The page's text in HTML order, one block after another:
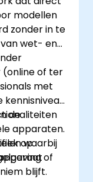
modellen
zonder in te
wet- en
(online of ter
met
apparaten.
op
of
de
waarbij
blijft.